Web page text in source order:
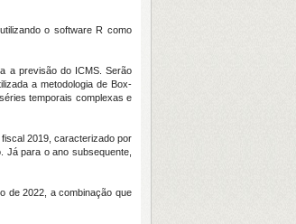
o software R como
a previsão do ICMS. Serão
a metodologia de Box-
temporais complexas e
2019, caracterizado por
Já para o ano subsequente,
de 2022, a combinação que